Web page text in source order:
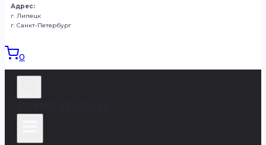
Адрес:
г. Липецк
г. Санкт-Петербург
0